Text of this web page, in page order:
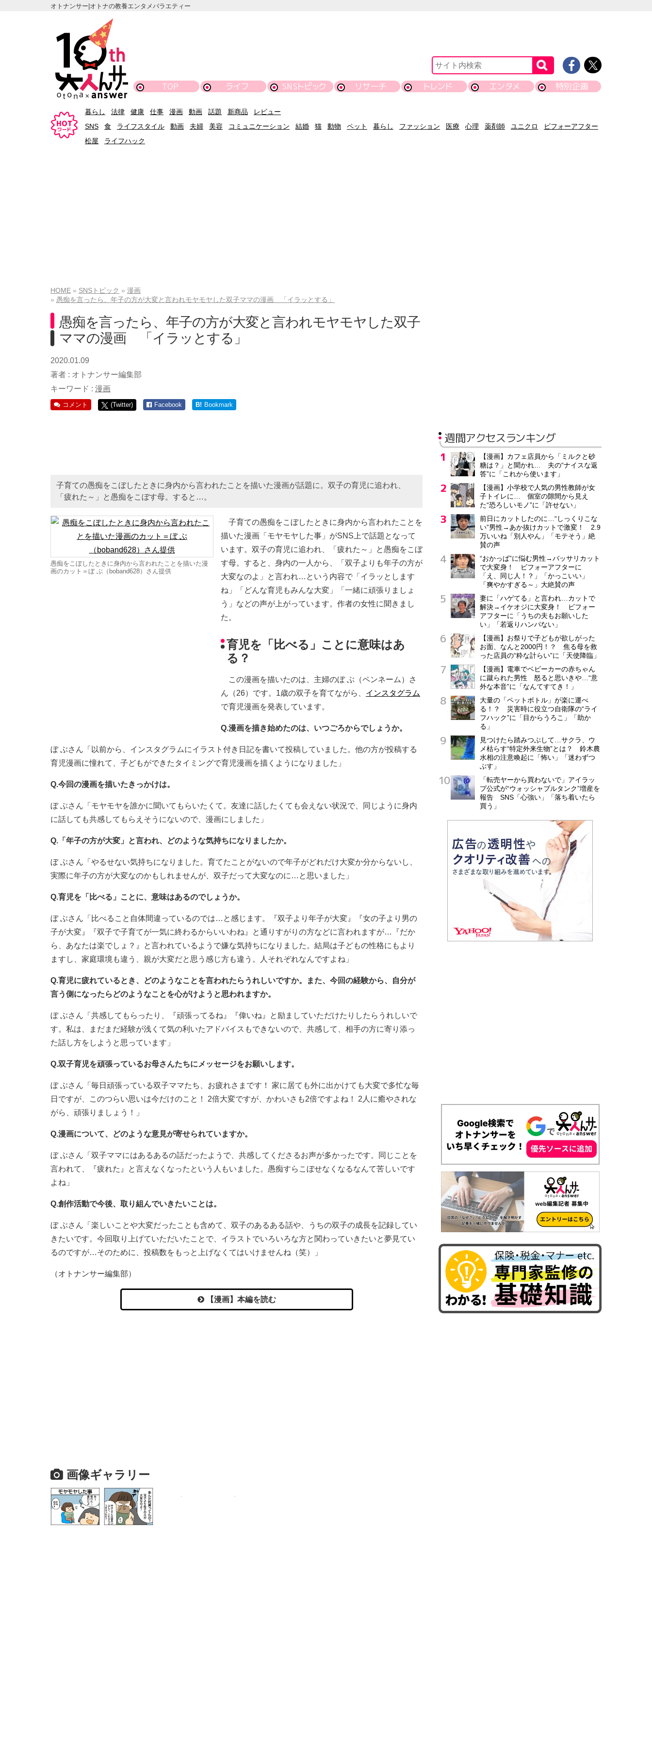
オトナンサー|オトナの教養エンタメバラエティー
TOP ライフ SNSトピック リサーチ トレンド エンタメ 特別企画
暮らし 法律 健康 仕事 漫画 動画 話題 新商品
レビュー
SNS
食 ライフスタイル 動画 夫婦 美容 コミュニケーション 結婚 猫 動物 ペット 暮らし ファッション 医療 心理 薬剤師 ユニクロ
ビフォーアフター
松屋
ライフハック
HOME SNSトピック
漫画
愚痴を言ったら、年子の方が大変と言われモヤモヤした双子ママの漫画 「イラッとする」
愚痴を言ったら、年子の方が大変と言われモヤモヤした双子
ママの漫画 「イラッとする」
2020.01.09
著者 : オトナンサー編集部
キーワード : 漫画
コメント (Twitter) Facebook B! Bookmark
子育ての愚痴をこぼしたときに身内から言われたことを描いた漫画が話題に。双子の育児に追われ、
「疲れた～」と愚痴をこぼす母。すると…。
愚痴をこぼしたときに身内から言われたことを描いた漫
画のカット＝ぼ ぶ（boband628）さん提供
子育ての愚痴をこぼしたときに身内から言われたことを
描いた漫画「モヤモヤした事」がSNS上で話題となって
います。双子の育児に追われ、「疲れた～」と愚痴をこぼ
す母。すると、身内の一人から、「双子よりも年子の方が
大変なのよ」と言われ…という内容で「イラッとします
ね」「どんな育児もみんな大変」「一緒に頑張りましょ
う」などの声が上がっています。作者の女性に聞きまし
た。
育児を「比べる」ことに意味はあ
る？
この漫画を描いたのは、主婦のぼ ぶ（ペンネーム）さ
ん（26）です。1歳の双子を育てながら、 インスタグラム
で育児漫画を発表しています。
Q.漫画を描き始めたのは、いつごろからでしょうか。
ぼ ぶさん「以前から、インスタグラムにイラスト付き日記を書いて投稿していました。他の方が投稿する
育児漫画に憧れて、子どもができたタイミングで育児漫画を描くようになりました」
Q.今回の漫画を描いたきっかけは。
ぼ ぶさん「モヤモヤを誰かに聞いてもらいたくて。友達に話したくても会えない状況で、同じように身内
に話しても共感してもらえそうにないので、漫画にしました」
Q.「年子の方が大変」と言われ、どのような気持ちになりましたか。
ぼ ぶさん「やるせない気持ちになりました。育てたことがないので年子がどれだけ大変か分からないし、
実際に年子の方が大変なのかもしれませんが、双子だって大変なのに…と思いました」
Q.育児を「比べる」ことに、意味はあるのでしょうか。
ぼ ぶさん「比べること自体間違っているのでは…と感じます。『双子より年子が大変』『女の子より男の
子が大変』『双子で子育てが一気に終わるからいいわね』と通りすがりの方などに言われますが…『だか
ら、あなたは楽でしょ？』と言われているようで嫌な気持ちになりました。結局は子どもの性格にもより
ますし、家庭環境も違う、親が大変だと思う感じ方も違う。人それぞれなんですよね」
Q.育児に疲れているとき、どのようなことを言われたらうれしいですか。また、今回の経験から、自分が
言う側になったらどのようなことを心がけようと思われますか。
ぼ ぶさん「共感してもらったり、『頑張ってるね』『偉いね』と励ましていただけたりしたらうれしいで
す。私は、まだまだ経験が浅くて気の利いたアドバイスもできないので、共感して、相手の方に寄り添っ
た話し方をしようと思っています」
Q.双子育児を頑張っているお母さんたちにメッセージをお願いします。
ぼ ぶさん「毎日頑張っている双子ママたち、お疲れさまです！ 家に居ても外に出かけても大変で多忙な毎
日ですが、このつらい思いは今だけのこと！ 2倍大変ですが、かわいさも2倍ですよね！ 2人に癒やされな
がら、頑張りましょう！」
Q.漫画について、どのような意見が寄せられていますか。
ぼ ぶさん「双子ママにはあるあるの話だったようで、共感してくださるお声が多かったです。同じことを
言われて、『疲れた』と言えなくなったという人もいました。愚痴すらこぼせなくなるなんて苦しいです
よね」
Q.創作活動で今後、取り組んでいきたいことは。
ぼ ぶさん「楽しいことや大変だったことも含めて、双子のあるある話や、うちの双子の成長を記録してい
きたいです。今回取り上げていただいたことで、イラストでいろいろな方と関わっていきたいと夢見てい
るのですが…そのために、投稿数をもっと上げなくてはいけませんね（笑）」
（オトナンサー編集部）
【漫画】本編を読む
画像ギャラリー
週間アクセスランキング
【漫画】カフェ店員から「ミルクと砂
糖は？」と聞かれ… 夫の“ナイスな返
答”に「これから使います」
【漫画】小学校で人気の男性教師が女
子トイレに… 個室の隙間から見え
た“恐ろしいモノ”に「許せない」
前日にカットしたのに…“しっくりこな
い”男性→あか抜けカットで激変！ 2.9
万いいね「別人やん」「モテそう」絶
賛の声
“おかっぱ”に悩む男性→バッサリカット
で大変身！ ビフォーアフターに
「え、同じ人！？」「かっこいい」
「爽やかすぎる～」大絶賛の声
妻に「ハゲてる」と言われ…カットで
解決→イケオジに大変身！ ビフォー
アフターに「うちの夫もお願いした
い」「若返りハンパない」
【漫画】お祭りで子どもが欲しがった
お面、なんと2000円！？ 焦る母を救
った店員の“粋な計らい”に「天使降臨」
【漫画】電車でベビーカーの赤ちゃん
に蹴られた男性 怒ると思いきや…“意
外な本音”に「なんてすてき！」
大量の「ペットボトル」が楽に運べ
る！？ 災害時に役立つ自衛隊の“ライ
フハック”に「目からうろこ」「助か
る」
見つけたら踏みつぶして…サクラ、ウ
メ枯らす“特定外来生物”とは？ 鈴木農
水相の注意喚起に「怖い」「迷わずつ
ぶす」
「転売ヤーから買わないで」アイラッ
プ公式が“ウォッシャブルタンク”増産を
報告 SNS「心強い」「落ち着いたら
買う」